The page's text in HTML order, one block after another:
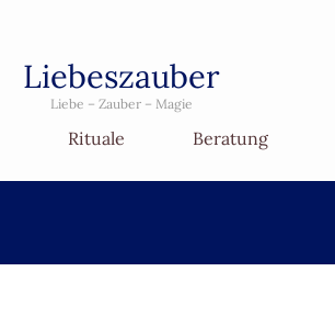
Liebeszauber
Liebe – Zauber – Magie
Rituale Beratung